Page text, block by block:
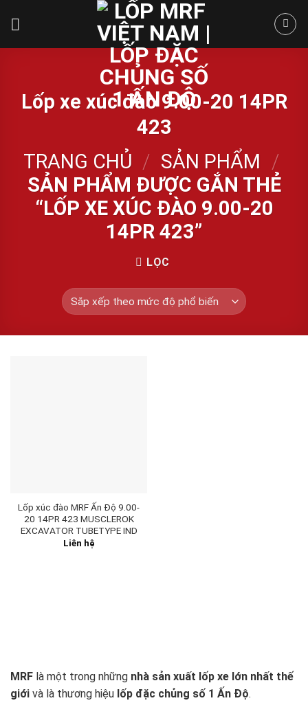
Lốp xe xúc đào 9.00-20 14PR
423
TRANG CHỦ / SẢN PHẨM /
SẢN PHẨM ĐƯỢC GẮN THẺ
“LỐP XE XÚC ĐÀO 9.00-20
14PR 423”
LỌC
Lốp xúc đào MRF Ấn Độ 9.00-
20 14PR 423 MUSCLEROK
EXCAVATOR TUBETYPE IND
Liên hệ
MRF là một trong những nhà sản xuất lốp xe lớn nhất thế
giới và là thương hiệu lốp đặc chủng số 1 Ấn Độ.